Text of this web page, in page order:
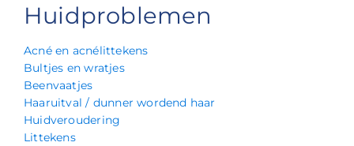
Huidproblemen
Acné en acnélittekens
Bultjes en wratjes
Beenvaatjes
Haaruitval / dunner wordend haar
Huidveroudering
Littekens